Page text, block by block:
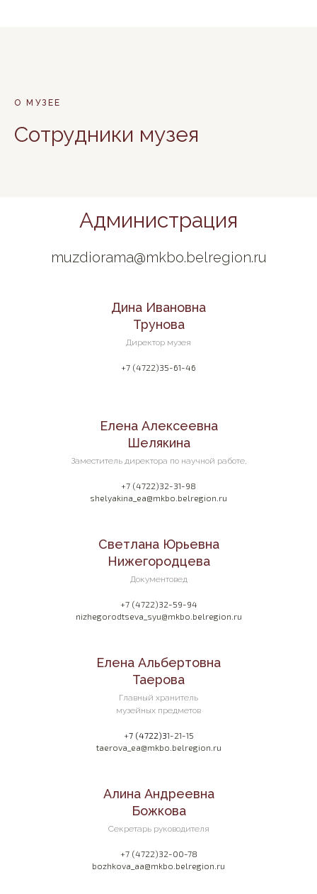
О МУЗЕЕ
Сотрудники музея
Администрация
muzdiorama@mkbo.belregion.ru
Дина Ивановна
Трунова
Директор музея
+7 (4722)35-61-46
Елена Алексеевна
Шелякина
Заместитель директора по научной работе,
+7 (4722)32-31-98
shelyakina_ea@mkbo.belregion.ru
Светлана Юрьевна
Нижегородцева
Документовед
+7 (4722)32-59-94
nizhegorodtseva_syu@mkbo.belregion.ru
Елена Альбертовна
Таерова
Главный хранитель
музейных предметов
+7 (4722)31-21-15
taerova_ea@mkbo.belregion.ru
Алина Андреевна
Божкова
Секретарь руководителя
+7 (4722)32-00-78
bozhkova_aa@mkbo.belregion.ru